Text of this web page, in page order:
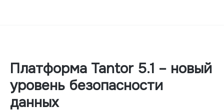
Платформа Tantor 5.1 – новый
уровень безопасности
данных